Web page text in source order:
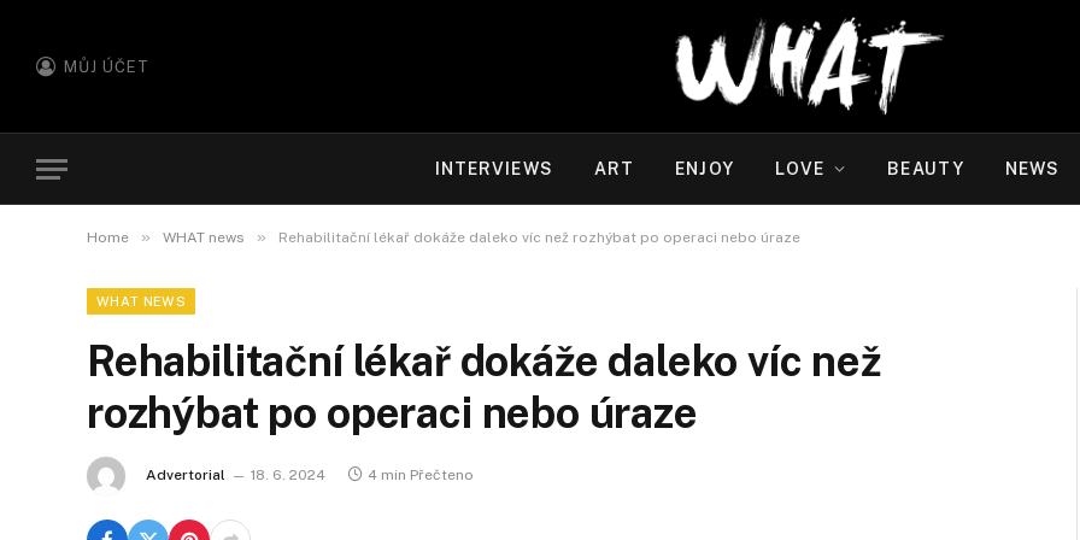
MŮJ ÚČET
INTERVIEWS ART ENJOY LOVE BEAUTY NEWS
Home » WHAT news » Rehabilitační lékař dokáže daleko víc než rozhýbat po operaci nebo úraze
WHAT NEWS
Rehabilitační lékař dokáže daleko víc než
rozhýbat po operaci nebo úraze
Advertorial 18. 6. 2024 4 min Přečteno